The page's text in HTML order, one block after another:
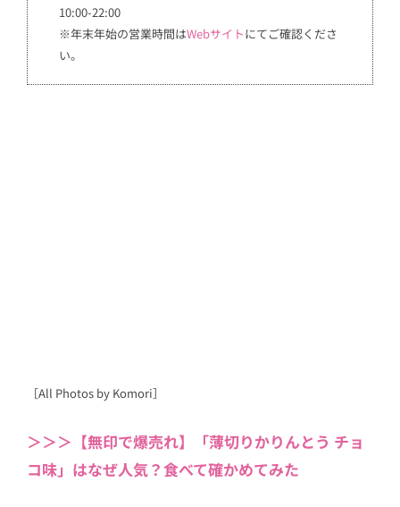
10:00-22:00
※年末年始の営業時間はWebサイトにてご確認くださ
い。
［All Photos by Komori］
＞＞＞【無印で爆売れ】「薄切りかりんとう チョ
コ味」はなぜ人気？食べて確かめてみた